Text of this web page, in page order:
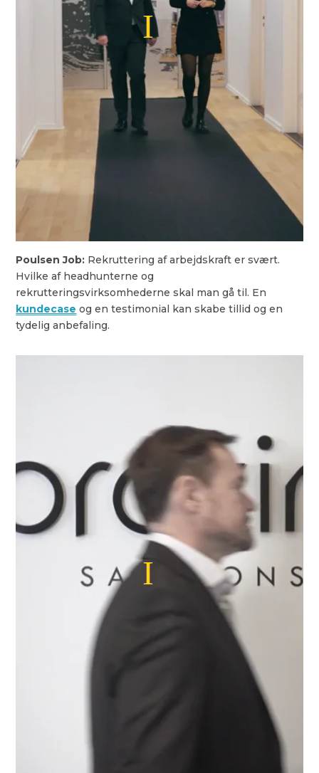
Poulsen Job: Rekruttering af arbejdskraft er svært.
Hvilke af headhunterne og
rekrutteringsvirksomhederne skal man gå til. En
kundecase og en testimonial kan skabe tillid og en
tydelig anbefaling.